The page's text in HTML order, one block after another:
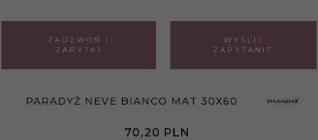
ZADZWOŃ I
ZAPYTAJ
WYŚLIJ
ZAPYTANIE
PARADYŻ NEVE BIANCO MAT 30X60
70,20 PLN